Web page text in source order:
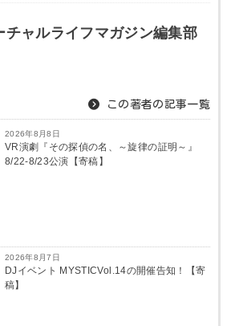
チャルライフマガジン編集部
この著者の記事一覧
2026年8月8日
VR演劇『その探偵の名、～旋律の証明～』
8/22-8/23公演【寄稿】
2026年8月7日
DJイベント MYSTICVol.14の開催告知！【寄
稿】